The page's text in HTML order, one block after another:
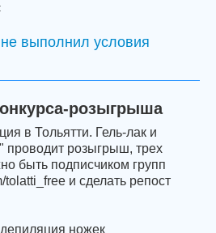
:
выполнил условия
розыгрыша
в Тольятти. Гель-лак и
проводит розыгрыш, трех
быть подписчиком групп
и сделать репост
ножек